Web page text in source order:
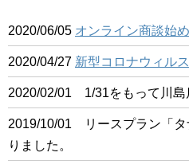
2020/06/05 オンライン商談始
2020/04/27 新型コロナウィル
2020/02/01 1/31をもって川島
2019/10/01 リースプラン「タ
りました。